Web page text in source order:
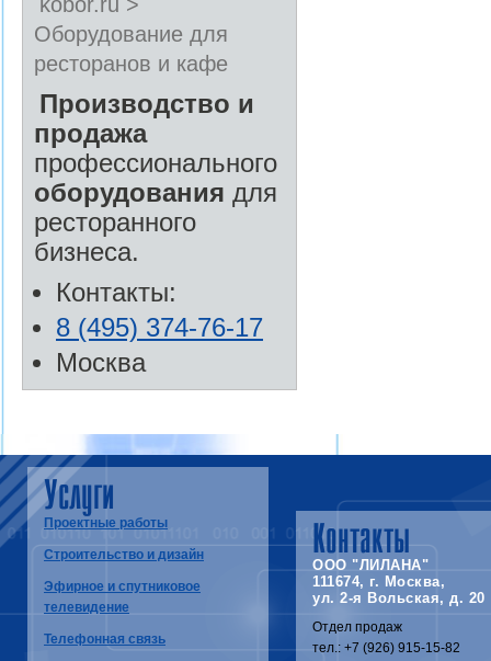
Оборудование для
ресторанов и кафе
Производство и
продажа
профессионального
оборудования для
ресторанного
бизнеса.
Контакты:
8 (495) 374-76-17
Москва
Услуги
Проектные работы
Строительство и дизайн
Эфирное и спутниковое
телевидение
Телефонная связь
Контакты
ООО "ЛИЛАНА"
111674, г. Москва,
ул. 2-я Вольская, д. 20
Отдел продаж
тел.: +7 (926) 915-15-82